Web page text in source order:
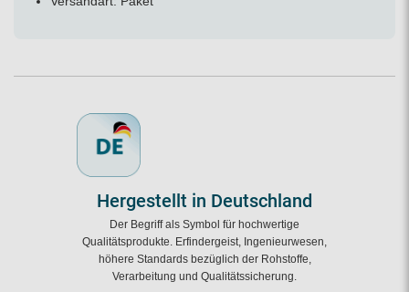
Hergestellt in Deutschland
Der Begriff als Symbol für hochwertige
Qualitätsprodukte. Erfindergeist, Ingenieurwesen,
höhere Standards bezüglich der Rohstoffe,
Verarbeitung und Qualitätssicherung.